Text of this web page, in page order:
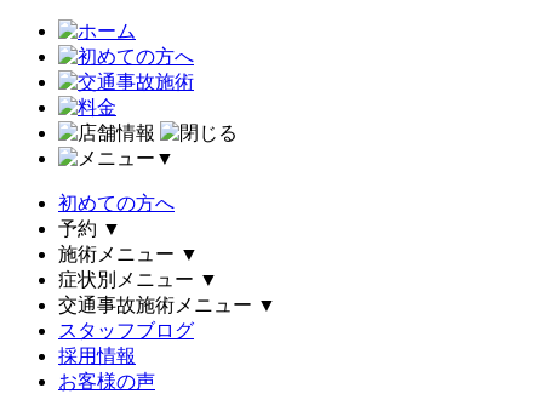
▼
初めての方へ
予約 ▼
施術メニュー ▼
症状別メニュー ▼
交通事故施術メニュー ▼
スタッフブログ
採用情報
お客様の声